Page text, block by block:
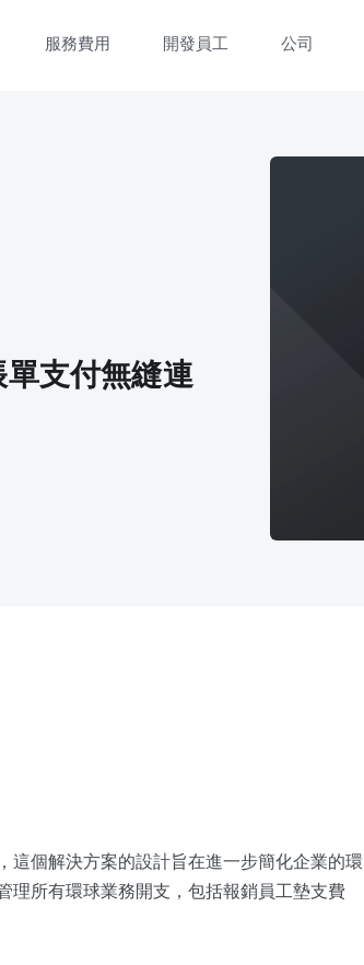
服務費用 開發員工 公司
支付無縫連
這個解決方案的設計旨在進一步簡化企業的環
理所有環球業務開支，包括報銷員工墊支費